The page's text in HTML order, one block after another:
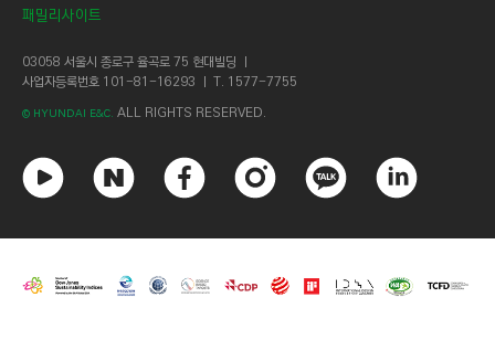
패밀리사이트
03058 서울시 종로구 율곡로 75 현대빌딩 ㅣ
사업자등록번호 101-81-16293 ㅣ T. 1577-7755
© HYUNDAI E&C. ALL RIGHTS RESERVED.
튜
브
이
이
스
북
스
타
그
카
오
톡
크
드
인